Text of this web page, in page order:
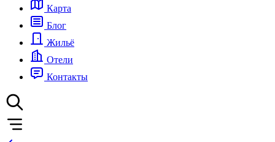
Карта
Блог
Жильё
Отели
Контакты